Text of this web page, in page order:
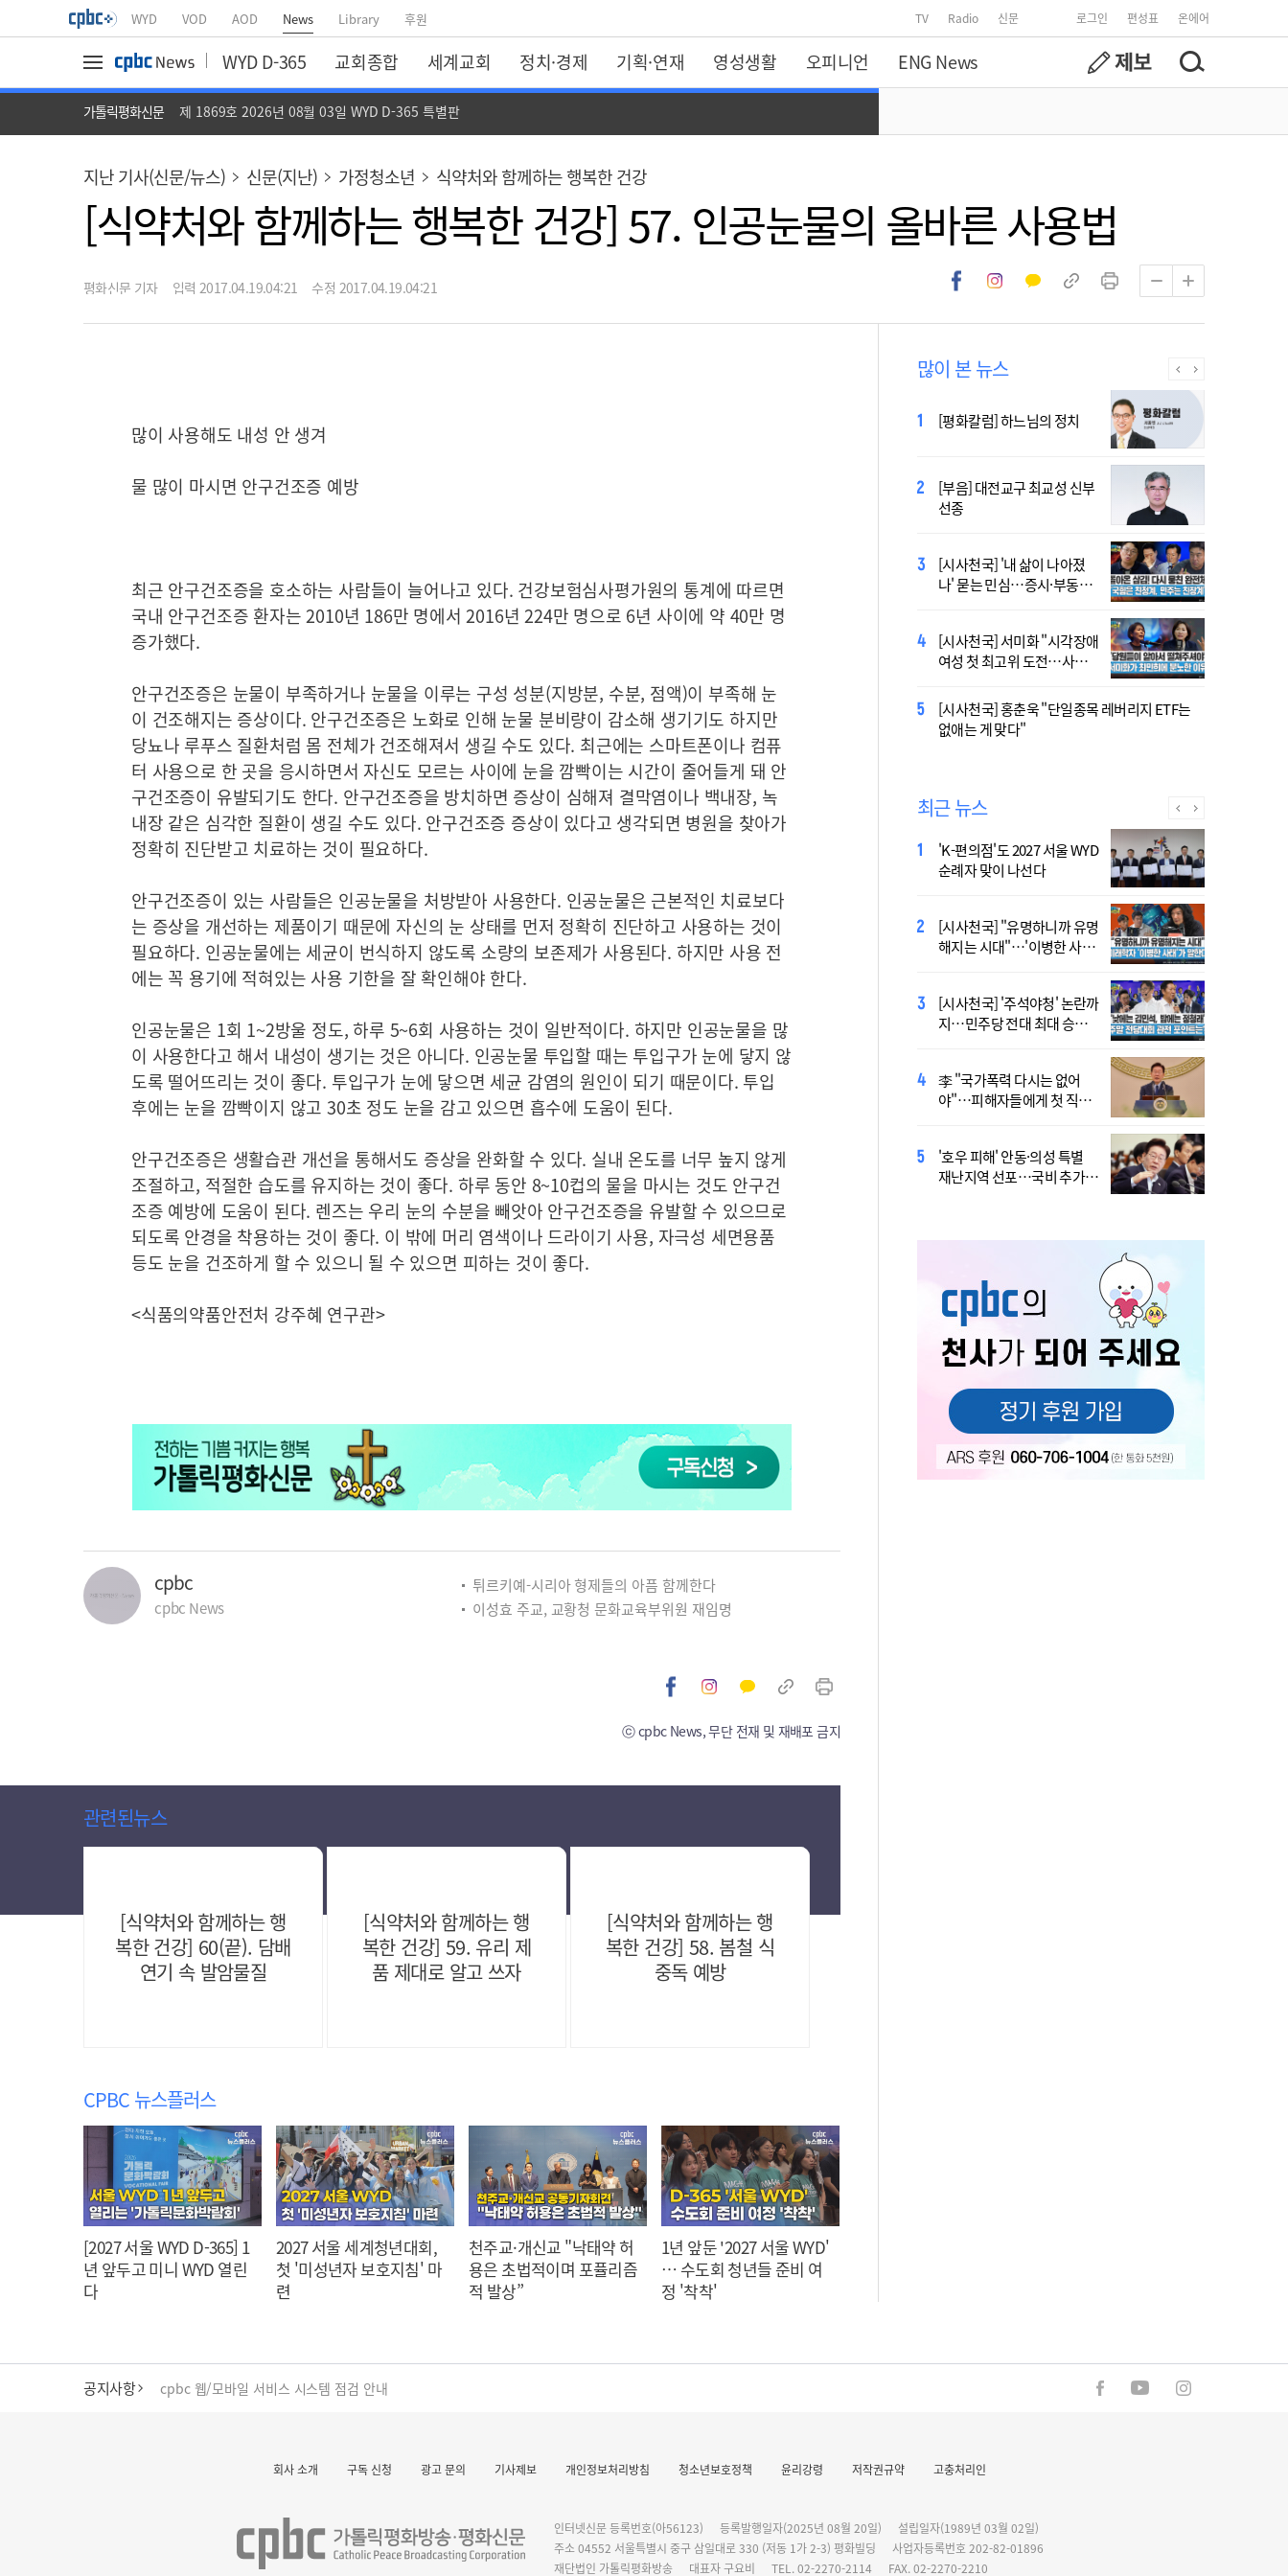
WYD VOD AOD News Library 후원 TV Radio 신문 로그인 편성표 온에어
WYD D-365 교회종합 세계교회 정치·경제 기획·연재 영성생활 오피니언 ENG News
가톨릭평화신문 제 1869호 2026년 08월 03일 WYD D-365 특별판
지난 기사(신문/뉴스) 신문(지난) 가정청소년 식약처와 함께하는 행복한 건강
[식약처와 함께하는 행복한 건강] 57. 인공눈물의 올바른 사용법
평화신문 기자 입력 2017.04.19.04:21 수정 2017.04.19.04:21
많이 사용해도 내성 안 생겨
물 많이 마시면 안구건조증 예방
최근 안구건조증을 호소하는 사람들이 늘어나고 있다. 건강보험심사평가원의 통계에 따르면
국내 안구건조증 환자는 2010년 186만 명에서 2016년 224만 명으로 6년 사이에 약 40만 명
증가했다.
안구건조증은 눈물이 부족하거나 눈물을 이루는 구성 성분(지방분, 수분, 점액)이 부족해 눈
이 건조해지는 증상이다. 안구건조증은 노화로 인해 눈물 분비량이 감소해 생기기도 하지만
당뇨나 루푸스 질환처럼 몸 전체가 건조해져서 생길 수도 있다. 최근에는 스마트폰이나 컴퓨
터 사용으로 한 곳을 응시하면서 자신도 모르는 사이에 눈을 깜빡이는 시간이 줄어들게 돼 안
구건조증이 유발되기도 한다. 안구건조증을 방치하면 증상이 심해져 결막염이나 백내장, 녹
내장 같은 심각한 질환이 생길 수도 있다. 안구건조증 증상이 있다고 생각되면 병원을 찾아가
정확히 진단받고 치료하는 것이 필요하다.
안구건조증이 있는 사람들은 인공눈물을 처방받아 사용한다. 인공눈물은 근본적인 치료보다
는 증상을 개선하는 제품이기 때문에 자신의 눈 상태를 먼저 정확히 진단하고 사용하는 것이
필요하다. 인공눈물에는 세균이 번식하지 않도록 소량의 보존제가 사용된다. 하지만 사용 전
에는 꼭 용기에 적혀있는 사용 기한을 잘 확인해야 한다.
인공눈물은 1회 1~2방울 정도, 하루 5~6회 사용하는 것이 일반적이다. 하지만 인공눈물을 많
이 사용한다고 해서 내성이 생기는 것은 아니다. 인공눈물 투입할 때는 투입구가 눈에 닿지 않
도록 떨어뜨리는 것이 좋다. 투입구가 눈에 닿으면 세균 감염의 원인이 되기 때문이다. 투입
후에는 눈을 깜빡이지 않고 30초 정도 눈을 감고 있으면 흡수에 도움이 된다.
안구건조증은 생활습관 개선을 통해서도 증상을 완화할 수 있다. 실내 온도를 너무 높지 않게
조절하고, 적절한 습도를 유지하는 것이 좋다. 하루 동안 8~10컵의 물을 마시는 것도 안구건
조증 예방에 도움이 된다. 렌즈는 우리 눈의 수분을 빼앗아 안구건조증을 유발할 수 있으므로
되도록 안경을 착용하는 것이 좋다. 이 밖에 머리 염색이나 드라이기 사용, 자극성 세면용품
등도 눈을 건조하게 할 수 있으니 될 수 있으면 피하는 것이 좋다.
<식품의약품안전처 강주혜 연구관>
cpbc
cpbc News
튀르키예-시리아 형제들의 아픔 함께한다
이성효 주교, 교황청 문화교육부위원 재임명
ⓒ cpbc News, 무단 전재 및 재배포 금지
관련된뉴스
[식약처와 함께하는 행
복한 건강] 60(끝). 담배
연기 속 발암물질
[식약처와 함께하는 행
복한 건강] 59. 유리 제
품 제대로 알고 쓰자
[식약처와 함께하는 행
복한 건강] 58. 봄철 식
중독 예방
CPBC 뉴스플러스
[2027 서울 WYD D-365] 1
년 앞두고 미니 WYD 열린
다
2027 서울 세계청년대회,
첫 '미성년자 보호지침' 마
련
천주교·개신교 "낙태약 허
용은 초법적이며 포퓰리즘
적 발상”
1년 앞둔 '2027 서울 WYD'
… 수도회 청년들 준비 여
정 '착착'
많이 본 뉴스
[평화칼럼] 하느님의 정치
[부음] 대전교구 최교성 신부
선종
[시사천국] '내 삶이 나아졌
나' 묻는 민심…증시·부동산
[시사천국] 서미화 "시각장애
여성 첫 최고위 도전…사회
[시사천국] 홍춘욱 "단일종목 레버리지 ETF는
없애는 게 맞다"
2027 서울 WYD 공식 주제가
오늘 공개…한국인 곡 선정
2027 서울 세계청년대회 주
제가 공개…희망의 선율 울
대전신학교 유학 사제, 중국
최연소 주교 됐다
433곡 뚫은 한국 청년의 노
래…2027 서울 WYD 공식 주
[시사천국] 서범수 '돌려차기'
발언 파장…"사석에서도 안
최근 뉴스
'K-편의점'도 2027 서울 WYD
순례자 맞이 나선다
[시사천국] "유명하니까 유명
해지는 시대"…'이병한 사
[시사천국] '주석야청' 논란까
지…민주당 전대 최대 승부
李 "국가폭력 다시는 없어
야"…피해자들에게 첫 직접
'호우 피해' 안동·의성 특별
재난지역 선포…국비 추가
폭염 '뉴 노멀' 시대..."한 단계
높은 수준의 폭염"
[사제인사] 안동교구, 10일
부
'식중독 발생 9월이 가장 많
아'
정동영 "'조선' 호명 부르기
공론화 후에"…원로들 "이름
Official Theme Song for
WYD Seoul 2027 Released
공지사항 cpbc 웹/모바일 서비스 시스템 점검 안내
회사 소개 구독 신청 광고 문의 기사제보 개인정보처리방침 청소년보호정책 윤리강령 저작권규약 고충처리인
인터넷신문 등록번호(아56123) 등록발행일자(2025년 08월 20일)
설립일자(1989년 03월 02일)
주소 04552 서울특별시 중구 삼일대로 330 (저동 1가 2-3) 평화빌딩
사업자등록번호 202-82-01896
재단법인 가톨릭평화방송
대표자 구요비 TEL. 02-2270-2114 FAX. 02-2270-2210